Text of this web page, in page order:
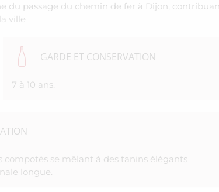
du passage du chemin de fer à Dijon,
ville
GARDE ET CONSERVATION
7 à 10 ans.
compotés se mêlant à des tanins élégants
longue.